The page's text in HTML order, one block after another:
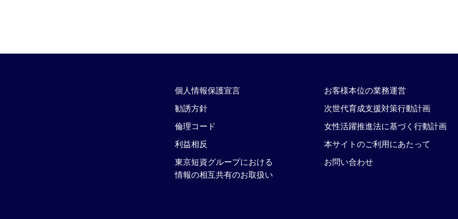
個人情報保護宣言
勧誘方針
倫理コード
利益相反
東京短資グループにおける
情報の相互共有のお取扱い
お客様本位の業務運営
次世代育成支援対策行動計画
女性活躍推進法に基づく行動計画
本サイトのご利用にあたって
お問い合わせ